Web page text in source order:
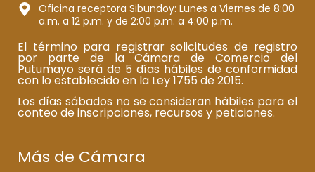
Oficina receptora Sibundoy: Lunes a Viernes de 8:00
a.m. a 12 p.m. y de 2:00 p.m. a 4:00 p.m.
El término para registrar solicitudes de registro
por parte de la Cámara de Comercio del
Putumayo será de 5 días hábiles de conformidad
con lo establecido en la Ley 1755 de 2015.
Los días sábados no se consideran hábiles para el
conteo de inscripciones, recursos y peticiones.
Más de Cámara